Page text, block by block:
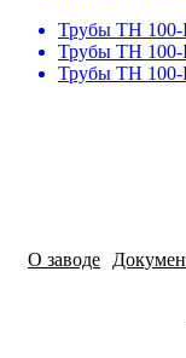
Трубы ТН 100-
Трубы ТН 100-
Трубы ТН 100-
О заводе